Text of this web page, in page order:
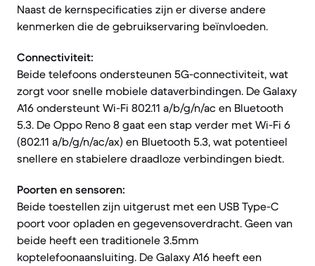
Naast de kernspecificaties zijn er diverse andere
kenmerken die de gebruikservaring beïnvloeden.
Connectiviteit:
Beide telefoons ondersteunen 5G-connectiviteit, wat
zorgt voor snelle mobiele dataverbindingen. De Galaxy
A16 ondersteunt Wi-Fi 802.11 a/b/g/n/ac en Bluetooth
5.3. De Oppo Reno 8 gaat een stap verder met Wi-Fi 6
(802.11 a/b/g/n/ac/ax) en Bluetooth 5.3, wat potentieel
snellere en stabielere draadloze verbindingen biedt.
Poorten en sensoren:
Beide toestellen zijn uitgerust met een USB Type-C
poort voor opladen en gegevensoverdracht. Geen van
beide heeft een traditionele 3.5mm
koptelefoonaansluiting. De Galaxy A16 heeft een